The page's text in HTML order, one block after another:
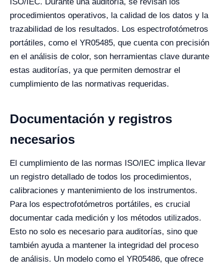
procedimientos operativos, la calidad de los datos y la
trazabilidad de los resultados. Los espectrofotómetros
portátiles, como el YR05485, que cuenta con precisión
en el análisis de color, son herramientas clave durante
estas auditorías, ya que permiten demostrar el
cumplimiento de las normativas requeridas.
Documentación y registros
necesarios
El cumplimiento de las normas ISO/IEC implica llevar
un registro detallado de todos los procedimientos,
calibraciones y mantenimiento de los instrumentos.
Para los espectrofotómetros portátiles, es crucial
documentar cada medición y los métodos utilizados.
Esto no solo es necesario para auditorías, sino que
también ayuda a mantener la integridad del proceso
de análisis. Un modelo como el YR05486, que ofrece